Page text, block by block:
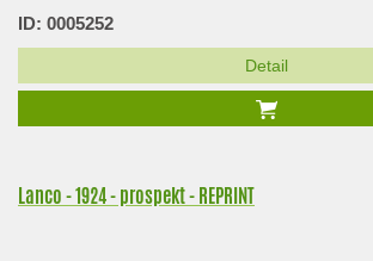
ID: 0005252
Detail
Lanco - 1924 - prospekt - REPRINT